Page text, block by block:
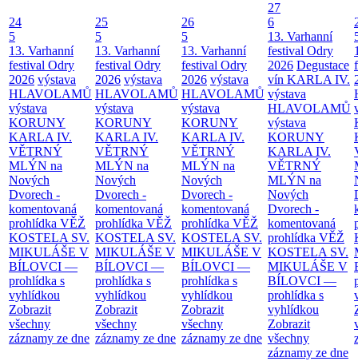
24
5
13. Varhanní
festival Odry
2026 výstava
HLAVOLAMŮ
výstava
KORUNY
KARLA IV.
VĚTRNÝ
MLÝN na
Nových
Dvorech -
komentovaná
prohlídka VĚŽ
KOSTELA SV.
MIKULÁŠE V
BÍLOVCI —
prohlídka s
vyhlídkou
Zobrazit
všechny
záznamy ze dne
25
5
13. Varhanní
festival Odry
2026 výstava
HLAVOLAMŮ
výstava
KORUNY
KARLA IV.
VĚTRNÝ
MLÝN na
Nových
Dvorech -
komentovaná
prohlídka VĚŽ
KOSTELA SV.
MIKULÁŠE V
BÍLOVCI —
prohlídka s
vyhlídkou
Zobrazit
všechny
záznamy ze dne
26
5
13. Varhanní
festival Odry
2026 výstava
HLAVOLAMŮ
výstava
KORUNY
KARLA IV.
VĚTRNÝ
MLÝN na
Nových
Dvorech -
komentovaná
prohlídka VĚŽ
KOSTELA SV.
MIKULÁŠE V
BÍLOVCI —
prohlídka s
vyhlídkou
Zobrazit
všechny
záznamy ze dne
27
6
13. Varhanní
festival Odry
2026 Degustace
vín KARLA IV.
výstava
HLAVOLAMŮ
výstava
KORUNY
KARLA IV.
VĚTRNÝ
MLÝN na
Nových
Dvorech -
komentovaná
prohlídka VĚŽ
KOSTELA SV.
MIKULÁŠE V
BÍLOVCI —
prohlídka s
vyhlídkou
Zobrazit
všechny
záznamy ze dne